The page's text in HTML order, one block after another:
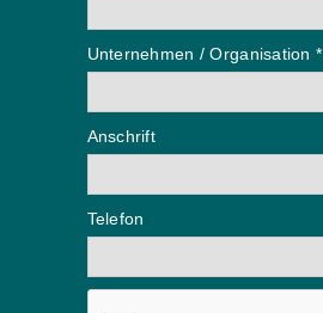
Unternehmen / Organisation *
Anschrift
Telefon